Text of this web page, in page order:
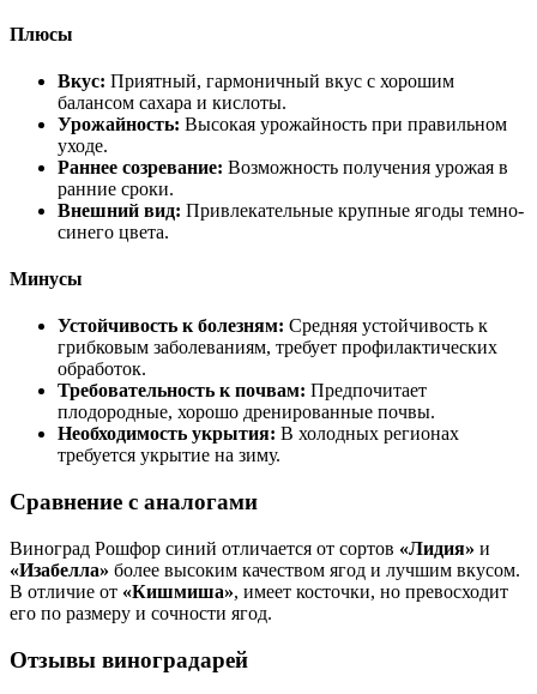
Плюсы
Вкус: Приятный, гармоничный вкус с хорошим
балансом сахара и кислоты.
Урожайность: Высокая урожайность при правильном
уходе.
Раннее созревание: Возможность получения урожая в
ранние сроки.
Внешний вид: Привлекательные крупные ягоды темно-
синего цвета.
Минусы
Устойчивость к болезням: Средняя устойчивость к
грибковым заболеваниям, требует профилактических
обработок.
Требовательность к почвам: Предпочитает
плодородные, хорошо дренированные почвы.
Необходимость укрытия: В холодных регионах
требуется укрытие на зиму.
Сравнение с аналогами
Виноград Рошфор синий отличается от сортов «Лидия» и
«Изабелла» более высоким качеством ягод и лучшим вкусом.
В отличие от «Кишмиша», имеет косточки, но превосходит
его по размеру и сочности ягод.
Отзывы виноградарей